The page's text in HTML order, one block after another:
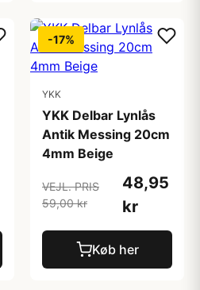
-17%
YKK
YKK Delbar Lynlås
Antik Messing 20cm
4mm Beige
VEJL. PRIS
59,00 kr
48,95
kr
Køb her